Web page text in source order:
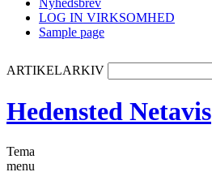
Nyhedsbrev
LOG IN VIRKSOMHED
Sample page
ARTIKELARKIV
Hedensted Netavis
Tema
menu